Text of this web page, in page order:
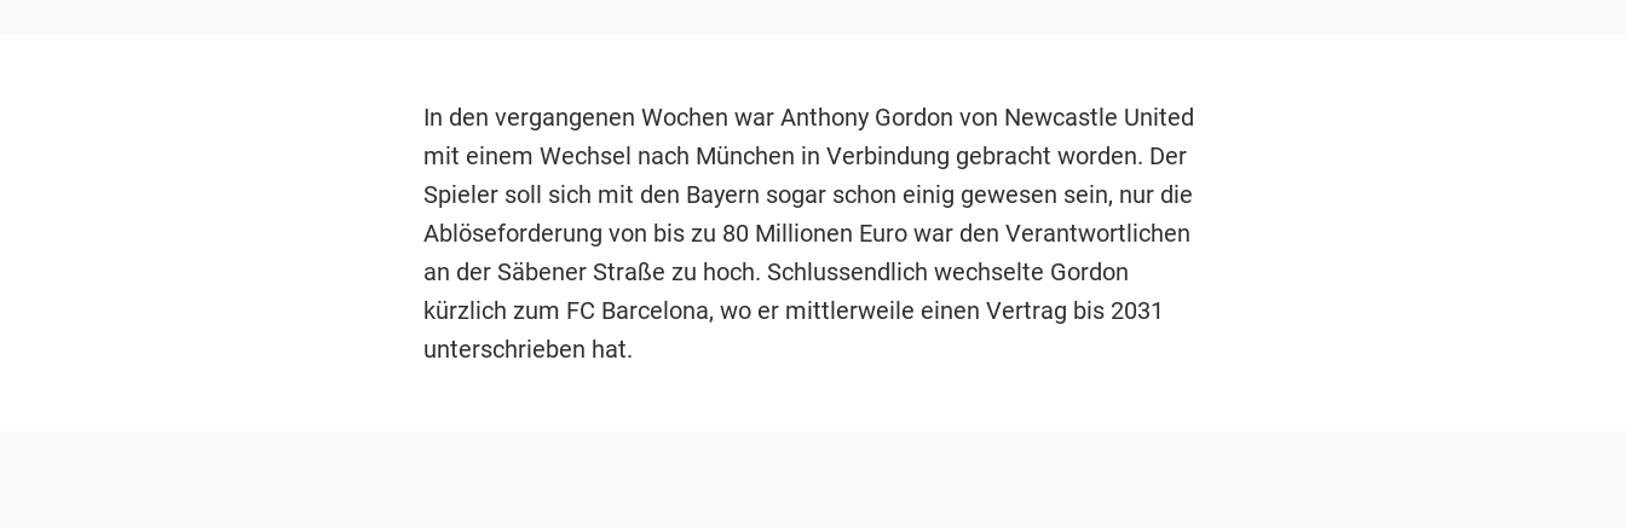
In den vergangenen Wochen war Anthony Gordon von Newcastle United
mit einem Wechsel nach München in Verbindung gebracht worden. Der
Spieler soll sich mit den Bayern sogar schon einig gewesen sein, nur die
Ablöseforderung von bis zu 80 Millionen Euro war den Verantwortlichen
an der Säbener Straße zu hoch. Schlussendlich wechselte Gordon
kürzlich zum FC Barcelona, wo er mittlerweile einen Vertrag bis 2031
unterschrieben hat.